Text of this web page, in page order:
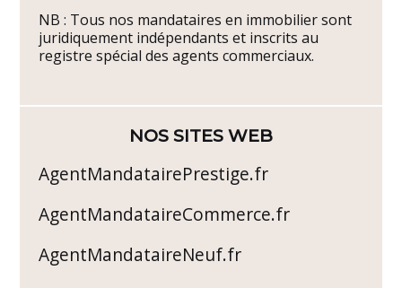
NB : Tous nos mandataires en immobilier sont
juridiquement indépendants et inscrits au
registre spécial des agents commerciaux.
NOS SITES WEB
AgentMandatairePrestige.fr
AgentMandataireCommerce.fr
AgentMandataireNeuf.fr